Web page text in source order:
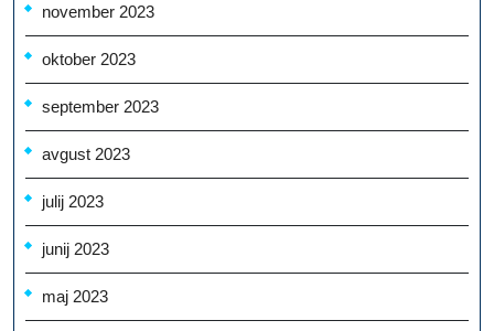
november 2023
oktober 2023
september 2023
avgust 2023
julij 2023
junij 2023
maj 2023